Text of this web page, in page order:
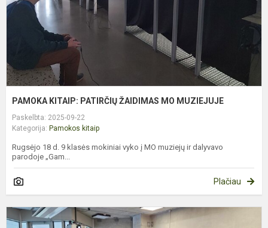
PAMOKA KITAIP: PATIRČIŲ ŽAIDIMAS MO MUZIEJUJE
Paskelbta: 2025-09-22
Kategorija: Pamokos kitaip
Rugsėjo 18 d. 9 klasės mokiniai vyko į MO muziejų ir dalyvavo
parodoje „Gam...
Plačiau